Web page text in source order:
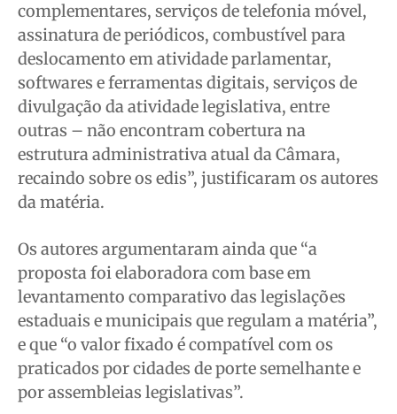
complementares, serviços de telefonia móvel,
assinatura de periódicos, combustível para
deslocamento em atividade parlamentar,
softwares e ferramentas digitais, serviços de
divulgação da atividade legislativa, entre
outras – não encontram cobertura na
estrutura administrativa atual da Câmara,
recaindo sobre os edis”, justificaram os autores
da matéria.
Os autores argumentaram ainda que “a
proposta foi elaboradora com base em
levantamento comparativo das legislações
estaduais e municipais que regulam a matéria”,
e que “o valor fixado é compatível com os
praticados por cidades de porte semelhante e
por assembleias legislativas”.